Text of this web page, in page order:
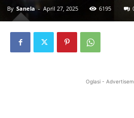
By Sanela - April 27, 2025 6195
Oglasi -